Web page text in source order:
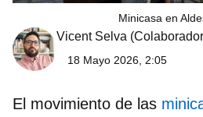
Minicasa en
Vicent Selva
18 Mayo 2026, 2:05
El movimiento de las